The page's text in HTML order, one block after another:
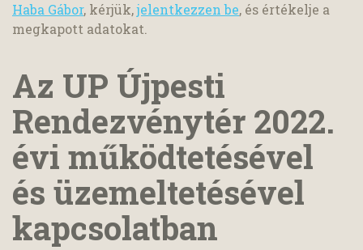
Haba Gábor, kérjük,jelentkezzen be, és értékelje a
megkapott adatokat.
Az UP Újpesti
Rendezvénytér 2022.
évi működtetésével
és üzemeltetésével
kapcsolatban